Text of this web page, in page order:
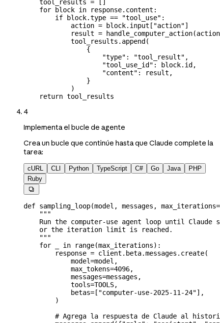
    tool_results
= []
    for
block in response.content:
        if
block.type == "tool_use" :
            action
= block.input[ "action"]
            result
=
            tool_results.append(
                {
                    "type"
: "tool_result" ,
                    "tool_use_id"
: block.id,
                    "content"
: result,
                }
            )
    return
tool_results
4
Implementa el bucle de agente
Crea un bucle que continúe hasta que Claude complete la
tarea:
cURL CLI Python TypeScript C# Go Java
PHP
Ruby

def sampling_loop(model , messages , max_iterations=
    """
Run the computer-use agent loop until Claude
    or the iteration limit is reached.
    """
    for
in range(max_iterations):
        response
= client.beta.messages.create(
            model
=model,
            max_tokens
=4096,
            messages
=messages,
            tools
=TOOLS,
            betas
= [ "computer-use-2025-11-24"],
        )
# Agrega la respuesta de Claude al